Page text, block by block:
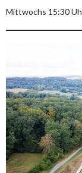
Mittwochs 15:30